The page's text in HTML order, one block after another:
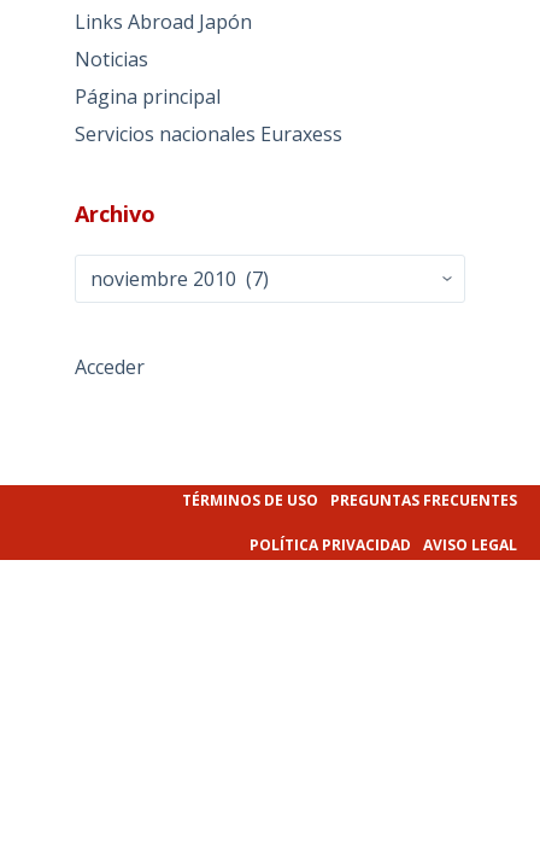
Links Abroad Japón
Noticias
Página principal
Servicios nacionales Euraxess
Archivo
Archivo
Acceder
TÉRMINOS DE USO PREGUNTAS FRECUENTES
POLÍTICA PRIVACIDAD AVISO LEGAL